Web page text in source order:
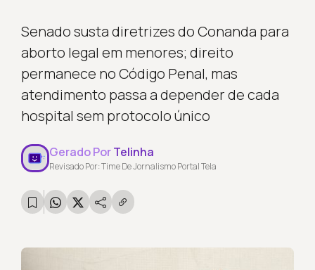
Senado susta diretrizes do Conanda para
aborto legal em menores; direito
permanece no Código Penal, mas
atendimento passa a depender de cada
hospital sem protocolo único
Gerado PorTelinha
Revisado Por: Time De Jornalismo Portal Tela